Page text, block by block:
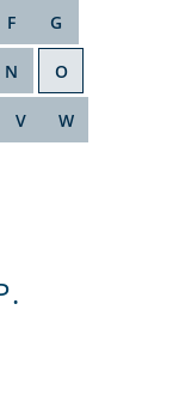
F G
N O
V W